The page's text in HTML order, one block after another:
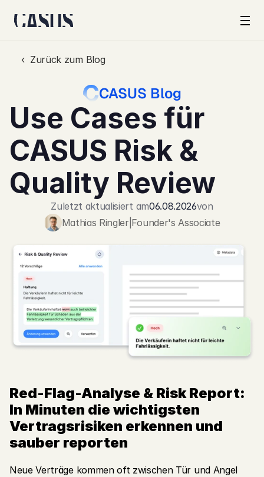
Produkt
Unternehmen
Sicherheit
Preise
Schweiz · DE
Jetzt kostenlos starten
‹  Zurück zum Blog
CASUS Blog
Use Cases für
CASUS Risk &
Quality Review
Zuletzt aktualisiert am06.08.2026von
Mathias Ringler Founder's Associate
Red-Flag-Analyse & Risk Report:
In Minuten die wichtigsten
Vertragsrisiken erkennen und
sauber reporten
Neue Verträge kommen oft zwischen Tür und Angel